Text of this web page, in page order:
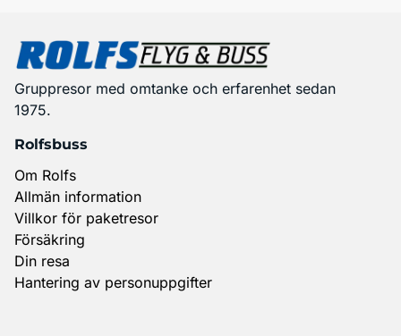
Gruppresor med omtanke och erfarenhet sedan
1975.
Rolfsbuss
Om Rolfs
Allmän information
Villkor för paketresor
Försäkring
Din resa
Hantering av personuppgifter